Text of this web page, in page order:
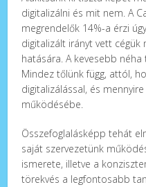
digitalizálni és mit nem. A
megrendelők 14%-a érzi
digitalizált irányt vett
hatására. A kevesebb
Mindez tőlünk függ, attól,
digitalizálással, és
működésébe.
Összefoglalásképp tehát
saját szervezetünk
ismerete, illetve a
törekvés a legfontosabb